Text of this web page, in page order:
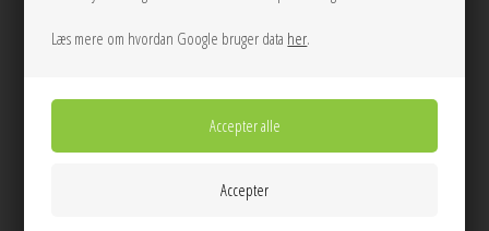
Læs mere om hvordan Google bruger data her.